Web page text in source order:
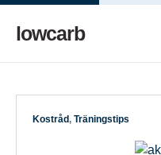
lowcarb
Kostråd, Träningstips